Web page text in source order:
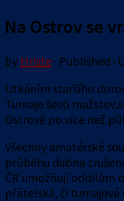
Na Ostrov se
by Hriste · Published ·
Utkáním staršího
Turnaje šesti
Ostrově po více než
Všechny amatérské
průběhu dubna
ČR umožňují oddílům
přátelská, či turnajová